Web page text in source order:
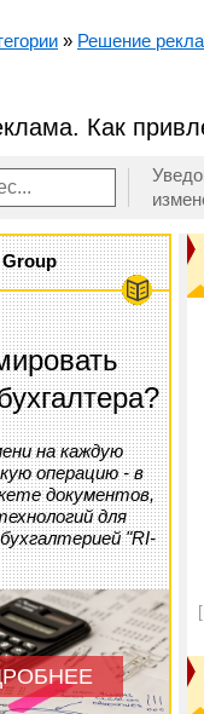
» Решение
Как
Group
на каждую
операцию - в
документов,
для
"RI-